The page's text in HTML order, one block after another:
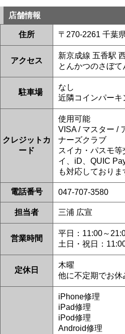
松戸市よりお越しのお客様のiPhone14
た！ありがとうございました！
2026/06/29
白井市よりお越しのお客様のiPhone11の
りがとうございました！
2026/06/28
鎌ヶ谷市よりお越しのお客様のSwitchの
りがとうございました！
松戸市よりお越しのお客様のiPhoneSE3
た！ありがとうございました！
松戸市よりお越しのお客様のiPhone12
た！ありがとうございました！
松戸市よりお越しのお客様のSwitchの基
がとうございました！
松戸市よりお越しのお客様の
をさせて頂きました！ありがとうござい
2026/06/26
松戸市よりお越しのお客様の
た！ありがとうございました！
2026/06/25
松戸市よりお越しのお客様のSwitchのバ
た！ありがとうございました！
2026/06/25
松戸市よりお越しのお客様の
松戸市よりお越しのお客様の
ありがとうございました！
2026/06/24
流山市よりお越しのお客様のiPhone14
りがとうございました！
柏市よりお越しのお客様のiPhone12の
がとうございました！
店舗情報
住所 〒270-2261 千葉
アクセス
新京成線 五香駅
とんかつのさぼ
駐車場
なし
近隣コインパー
クレジットカ
ード
使用可能
VISA / マスター /
ナーズクラブ
スイカ・パスモ
イ、iD、QUIC
も対応しておりま
電話番号 047-707-3580
担当者 三浦 広宣
営業時間
平日：11:00～
土日・祝日：
定休日
木曜
他に不定期でお
iPhone修理
iPad修理
iPod修理
Android修理